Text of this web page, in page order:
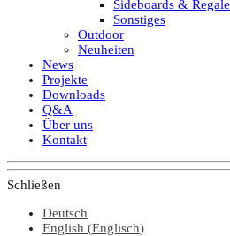
Sideboards & Regale
Sonstiges
Outdoor
Neuheiten
News
Projekte
Downloads
Q&A
Über uns
Kontakt
Schließen
Deutsch
English (Englisch)